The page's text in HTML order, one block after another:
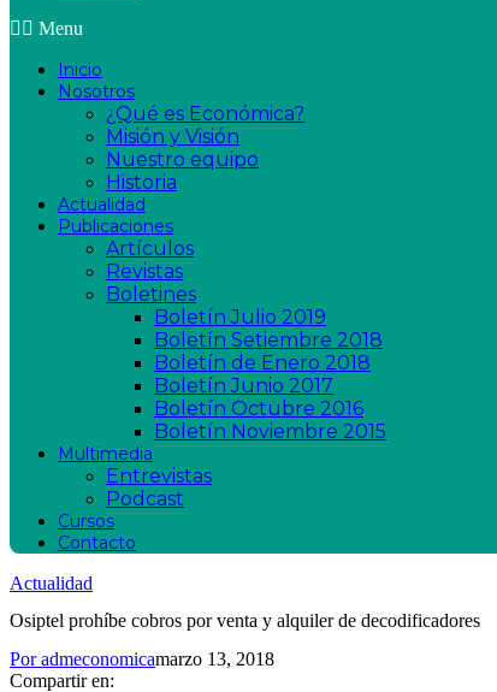
Menu
Inicio
Nosotros
¿Qué es Económica?
Misión y Visión
Nuestro equipo
Historia
Actualidad
Publicaciones
Artículos
Revistas
Boletines
Boletín Julio 2019
Boletín Setiembre 2018
Boletín de Enero 2018
Boletín Junio 2017
Boletín Octubre 2016
Boletín Noviembre 2015
Multimedia
Entrevistas
Podcast
Cursos
Contacto
Actualidad
Osiptel prohíbe cobros por venta y alquiler de decodificadores
Poradmeconomicamarzo 13, 2018
Compartir en: